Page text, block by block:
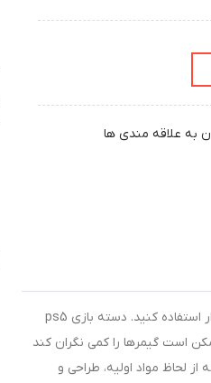
به علاقه مندی ها
اگر قصد دارید متفاوت باشید و دسته بازی مخصوص خودتان را داشته باشید، می‌توانید از دسته‌های طرح‌دار استفاده کنید. دسته بازی ps5
است گیمرها را کمی نگران کند
لحاظ مواد اولیه، طراحی و